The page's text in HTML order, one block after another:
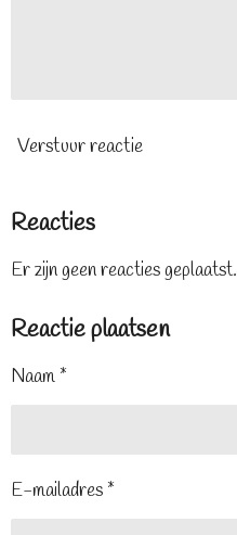
Verstuur reactie
Reacties
Er zijn geen reacties geplaatst.
Reactie plaatsen
Naam *
E-mailadres *